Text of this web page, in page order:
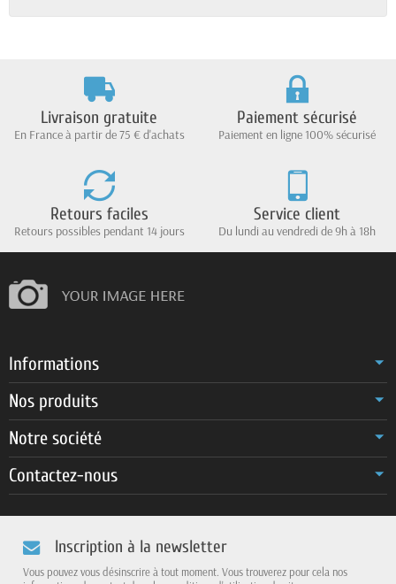
Livraison gratuite
En France à partir de 75 € d'achats
Paiement sécurisé
Paiement en ligne 100% sécurisé
Retours faciles
Retours possibles pendant 14 jours
Service client
Du lundi au vendredi de 9h à 18h
Informations
Nos produits
Notre société
Contactez-nous
Inscription à la newsletter
Vous pouvez vous désinscrire à tout moment. Vous trouverez pour cela nos